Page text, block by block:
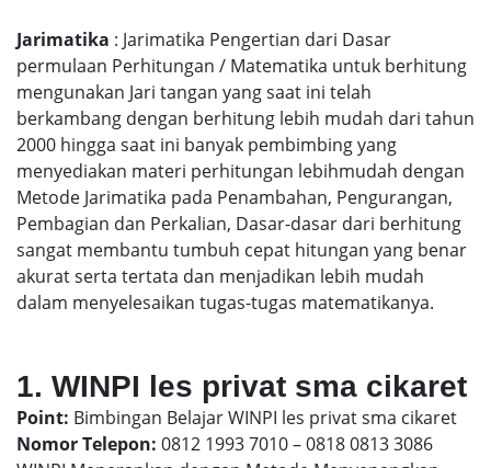
Jarimatika : Jarimatika Pengertian dari Dasar
permulaan Perhitungan / Matematika untuk berhitung
mengunakan Jari tangan yang saat ini telah
berkambang dengan berhitung lebih mudah dari tahun
2000 hingga saat ini banyak pembimbing yang
menyediakan materi perhitungan lebihmudah dengan
Metode Jarimatika pada Penambahan, Pengurangan,
Pembagian dan Perkalian, Dasar-dasar dari berhitung
sangat membantu tumbuh cepat hitungan yang benar
akurat serta tertata dan menjadikan lebih mudah
dalam menyelesaikan tugas-tugas matematikanya.
1. WINPI les privat sma cikaret
Point: Bimbingan Belajar WINPI les privat sma cikaret
Nomor Telepon: 0812 1993 7010 – 0818 0813 3086